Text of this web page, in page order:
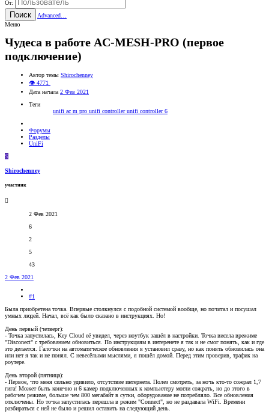
От:
Поиск
Advanced…
Меню
Чудеса в работе AC-MESH-PRO (первое
подключение)
Автор темы Shirochenney
👁 4771
Дата начала 2 Фев 2021
Теги
unifi ac m pro unifi controllerunifi controller 6
Форумы
Разделы
UniFi
S
Shirochenney
участник
2 Фев 2021
6
2
5
43
2 Фев 2021
#1
Была приобретена точка. Впервые столкнулся с подобной системой вообще, но почитал и посушал
умных людей. Начал, всё как было сказано в инструкциях. Но!
День первый (четверг):
- Точка запустилась, Key Cloud её увидел, через ноутбук зашёл в настройки. Точка висела врежиме
"Disconect" с требованием обновиться. По инструкциям в интеренете я так и не смог понять, как и где
это делается. Галочки на автоматическое обновления я установил сразу, но как понять обновилась она
или нет я так и не понял. С невесёлыми мыслями, я пошёл домой. Перед этим проверив, трафик на
роутере.
День второй (пятница):
- Первое, что меня сильно удивило, отсутствие интернета. Полез смотреть, за ночь кто-то сожрал 1,7
гига! Может быть конечно и 6 камер подключенных к компьютеру могли сожрать, но до этого в
рабочем режиме, больше чем 800 мегабайт в сутки, оборудование не потребляло. Все обновления
отключены. Но точка запустилась перешла в режим "Connect", но не раздавала WiFi. Времени
разбираться с ней не было и решил оставить на следующий день.